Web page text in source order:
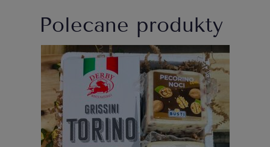
Polecane produkty